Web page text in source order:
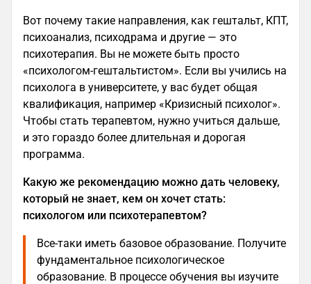
Вот почему такие направления, как гештальт, КПТ,
психоанализ, психодрама и другие — это
психотерапия. Вы не можете быть просто
«психологом-гештальтистом». Если вы учились на
психолога в университете, у вас будет общая
квалификация, например «Кризисный психолог».
Чтобы стать терапевтом, нужно учиться дальше,
и это гораздо более длительная и дорогая
программа.
Какую же рекомендацию можно дать человеку,
который не знает, кем он хочет стать:
психологом или психотерапевтом?
Все-таки иметь базовое образование. Получите
фундаментальное психологическое
образование. В процессе обучения вы изучите